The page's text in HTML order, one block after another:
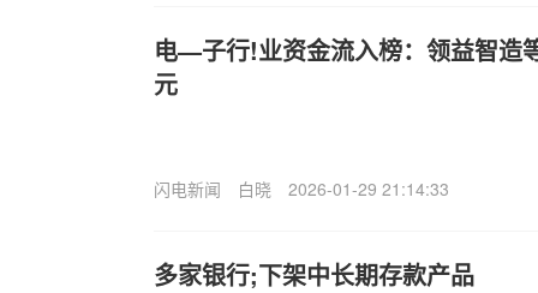
电—子行!业资金流入榜：领益智造
元
闪电新闻 白晓 2026-01-29 21:14:33
多家银行;下架中长期存款产品